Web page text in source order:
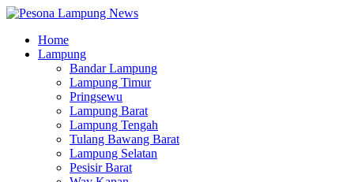
Home
Lampung
Bandar Lampung
Lampung Timur
Pringsewu
Lampung Barat
Lampung Tengah
Tulang Bawang Barat
Lampung Selatan
Pesisir Barat